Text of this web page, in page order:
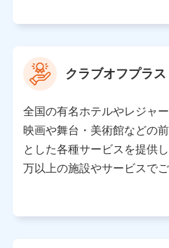
上記に係る案内・手続き・管
【当該個人データの管理につい
所・代表者名】
当該個人データを取り扱う各共
り）
東京都千代田区永田町2丁目11
株式会社NTTドコモ 代表取締
東京都中央区日本橋人形町2-
ビル 3F
クラブオフプラス
全国の有名ホテルやレジャ
映画や舞台・美術館などの
とした各種サービスを提供
万以上の施設やサービスで